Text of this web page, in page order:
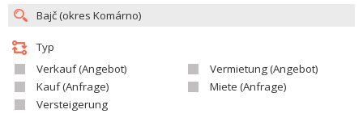
Typ
Verkauf (Angebot)
Vermietung (Angebot)
Kauf (Anfrage)
Miete (Anfrage)
Versteigerung